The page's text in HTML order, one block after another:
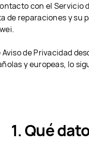
con el Servicio
de reparaciones y su
Aviso de Privacidad
y europeas, lo
1. Qué